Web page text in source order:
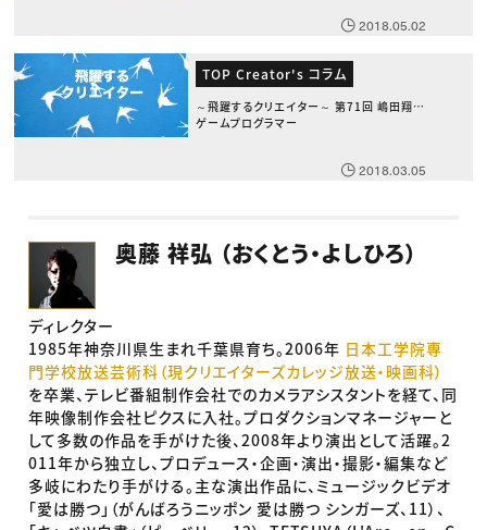
2018.05.02
TOP Creator's コラム
～飛躍するクリエイター～ 第71回 嶋田翔太
ゲームプログラマー
2018.03.05
奥藤 祥弘 （おくとう・よしひろ）
ディレクター
1985年神奈川県生まれ千葉県育ち。2006年 日本工学院専
門学校放送芸術科（現クリエイターズカレッジ放送・映画科）
を卒業、テレビ番組制作会社でのカメラアシスタントを経て、同
年映像制作会社ピクスに入社。プロダクションマネージャーと
して多数の作品を手がけた後、2008年より演出として活躍。2
011年から独立し、プロデュース・企画・演出・撮影・編集など
多岐にわたり手がける。主な演出作品に、ミュージックビデオ
「愛は勝つ」（がんばろうニッポン 愛は勝つ シンガーズ、11）、